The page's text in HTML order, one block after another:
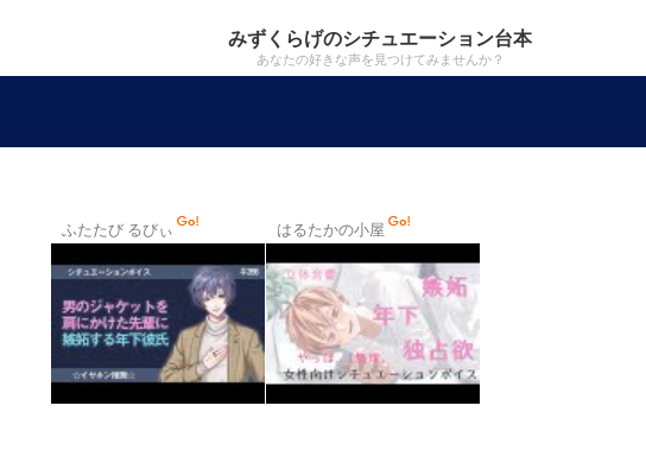
みずくらげのシチュエーション台本
あなたの好きな声を見つけてみませんか？
ふたたび るびぃ はるたかの小屋